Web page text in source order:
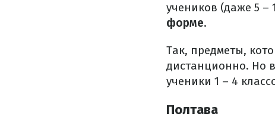
учеников (даже 5 –
форме.
Так, предметы,
дистанционно. Но
ученики 1 – 4
Полтава